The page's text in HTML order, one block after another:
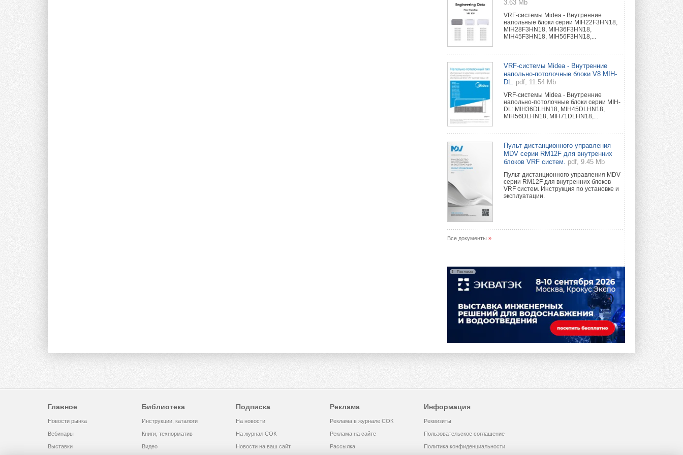
3.63 Mb
VRF-системы Midea - Внутренние
напольные блоки серии MIH22F3HN18,
MIH28F3HN18, MIH36F3HN18,
MIH45F3HN18, MIH56F3HN18,...
VRF-системы Midea - Внутренние
напольно-потолочные блоки V8 MIH-
DL.
pdf, 11.54 Mb
VRF-системы Midea - Внутренние
напольно-потолочные блоки серии MIH-
DL: MIH36DLHN18, MIH45DLHN18,
MIH56DLHN18, MIH71DLHN18,...
Пульт дистанционного управления
MDV серии RM12F для внутренних
блоков VRF систем.
pdf, 9.45 Mb
Пульт дистанционного управления MDV
серии RM12F для внутренних блоков
VRF систем. Инструкция по установке и
эксплуатации.
Все документы »
Реклама
Главное
Новости рынка
Вебинары
Выставки
Библиотека
Инструкции, каталоги
Книги, технорматив
Видео
Подписка
На новости
На журнал СОК
Новости на ваш сайт
Реклама
Реклама в журнале СОК
Реклама на сайте
Рассылка
Информация
Реквизиты
Пользовательское соглашение
Политика конфиденциальности